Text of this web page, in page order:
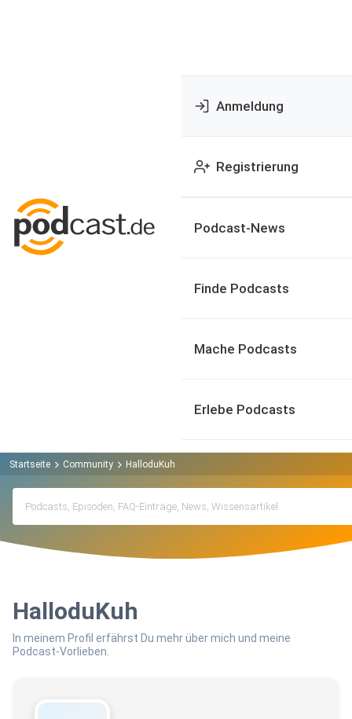
Anmeldung
Registrierung
Podcast-News
Finde Podcasts
Mache Podcasts
Erlebe Podcasts
Startseite Community HalloduKuh
HalloduKuh
In meinem Profil erfährst Du mehr über mich und meine
Podcast-Vorlieben.